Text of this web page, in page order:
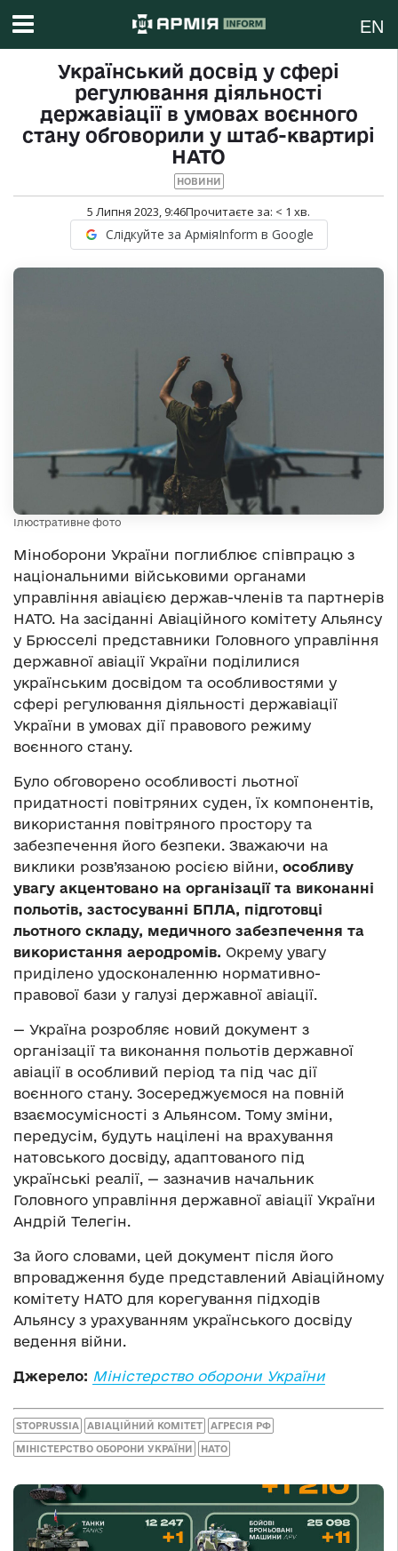
EN
Український досвід у сфері
регулювання діяльності
державіації в умовах воєнного
стану обговорили у штаб-квартирі
НАТО
НОВИНИ
5 Липня 2023, 9:46Прочитаєте за: < 1 хв.
Слідкуйте за АрміяInform в Google
Ілюстративне фото
Міноборони України поглиблює співпрацю з
національними військовими органами
управління авіацією держав-членів та партнерів
НАТО. На засіданні Авіаційного комітету Альянсу
у Брюсселі представники Головного управління
державної авіації України поділилися
українським досвідом та особливостями у
сфері регулювання діяльності державіації
України в умовах дії правового режиму
воєнного стану.
Було обговорено особливості льотної
придатності повітряних суден, їх компонентів,
використання повітряного простору та
забезпечення його безпеки. Зважаючи на
виклики розв’язаною росією війни, особливу
увагу акцентовано на організації та виконанні
польотів, застосуванні БПЛА, підготовці
льотного складу, медичного забезпечення та
використання аеродромів. Окрему увагу
приділено удосконаленню нормативно-
правової бази у галузі державної авіації.
— Україна розробляє новий документ з
організації та виконання польотів державної
авіації в особливий період та під час дії
воєнного стану. Зосереджуємося на повній
взаємосумісності з Альянсом. Тому зміни,
передусім, будуть націлені на врахування
натовського досвіду, адаптованого під
українські реалії, — зазначив начальник
Головного управління державної авіації України
Андрій Телегін.
За його словами, цей документ після його
впровадження буде представлений Авіаційному
комітету НАТО для корегування підходів
Альянсу з урахуванням українського досвіду
ведення війни.
Джерело: Міністерство оборони України
STOPRUSSIA АВІАЦІЙНИЙ КОМІТЕТ АГРЕСІЯ РФ
МІНІСТЕРСТВО ОБОРОНИ УКРАЇНИ НАТО